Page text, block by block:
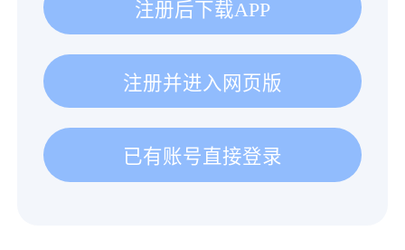
注册后下载APP
注册并进入网页版
已有账号直接登录